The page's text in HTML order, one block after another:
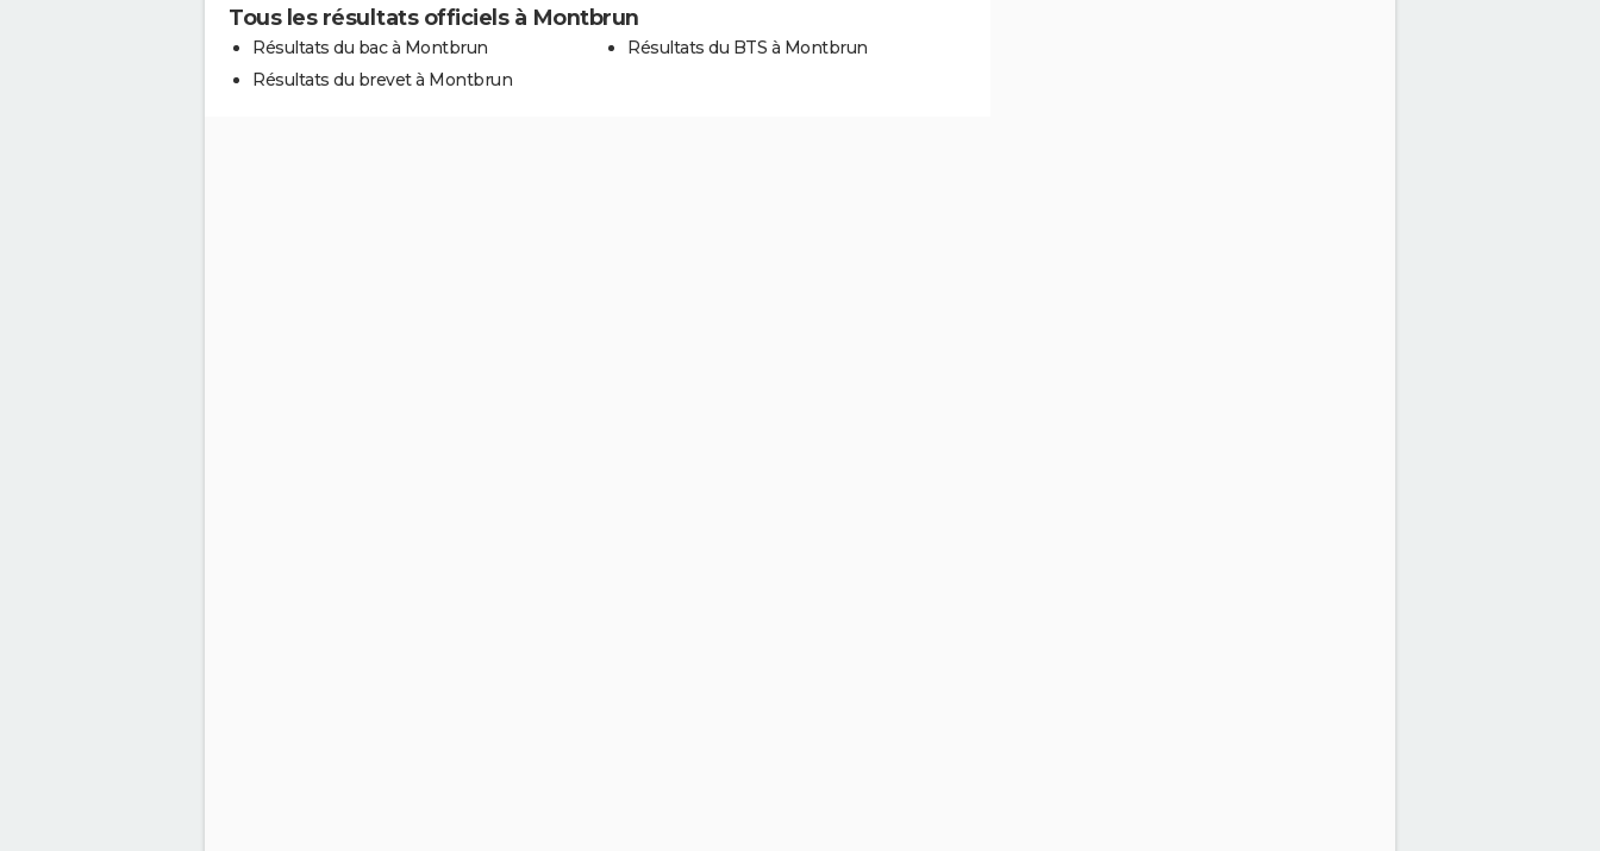
Tous les résultats officiels à Montbrun
Résultats du bac à Montbrun
Résultats du brevet à Montbrun
Résultats du BTS à Montbrun